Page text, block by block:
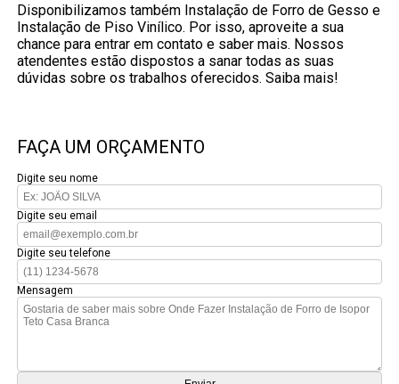
Disponibilizamos também Instalação de Forro de Gesso e
Instalação de Piso Vinílico. Por isso, aproveite a sua
chance para entrar em contato e saber mais. Nossos
atendentes estão dispostos a sanar todas as suas
dúvidas sobre os trabalhos oferecidos. Saiba mais!
FAÇA UM ORÇAMENTO
Digite seu nome
Digite seu email
Digite seu telefone
Mensagem